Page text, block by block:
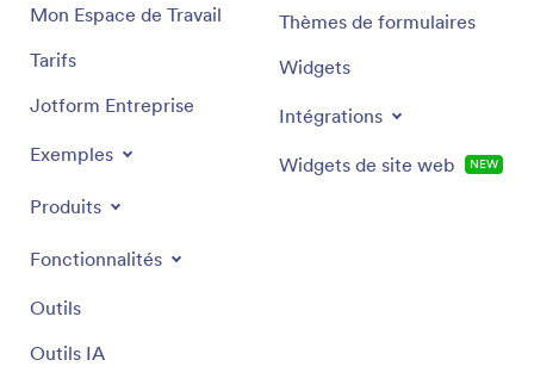
Mon Espace de Travail
Tarifs
Jotform Entreprise
Exemples
Produits
Fonctionnalités
Outils
Outils IA
Thèmes de formulaires
Widgets
Intégrations
Widgets de site web NEW